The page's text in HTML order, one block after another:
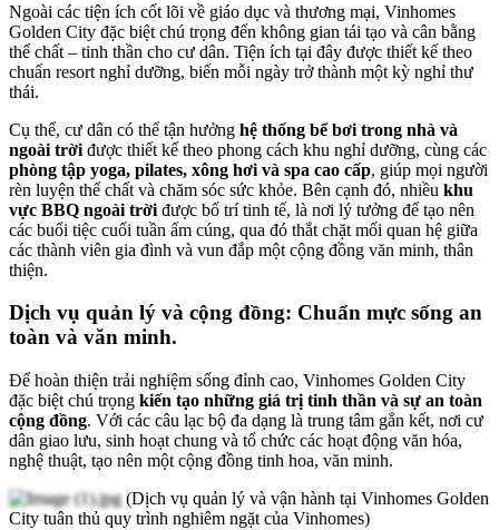
Ngoài các tiện ích cốt lõi về giáo dục và thương mại, Vinhomes
Golden City đặc biệt chú trọng đến không gian tái tạo và cân bằng
thể chất – tinh thần cho cư dân. Tiện ích tại đây được thiết kế theo
chuẩn resort nghỉ dưỡng, biến mỗi ngày trở thành một kỳ nghỉ thư
thái.
Cụ thể, cư dân có thể tận hưởng hệ thống bể bơi trong nhà và
ngoài trời được thiết kế theo phong cách khu nghỉ dưỡng, cùng các
phòng tập yoga, pilates, xông hơi và spa cao cấp, giúp mọi người
rèn luyện thể chất và chăm sóc sức khỏe. Bên cạnh đó, nhiều khu
vực BBQ ngoài trời được bố trí tinh tế, là nơi lý tưởng để tạo nên
các buổi tiệc cuối tuần ấm cúng, qua đó thắt chặt mối quan hệ giữa
các thành viên gia đình và vun đắp một cộng đồng văn minh, thân
thiện.
Dịch vụ quản lý và cộng đồng: Chuẩn mực sống an
toàn và văn minh.
Để hoàn thiện trải nghiệm sống đỉnh cao, Vinhomes Golden City
đặc biệt chú trọng kiến tạo những giá trị tinh thần và sự an toàn
cộng đồng. Với các câu lạc bộ đa dạng là trung tâm gắn kết, nơi cư
dân giao lưu, sinh hoạt chung và tổ chức các hoạt động văn hóa,
nghệ thuật, tạo nên một cộng đồng tinh hoa, văn minh.
(Dịch vụ quản lý và vận hành tại Vinhomes Golden
City tuân thủ quy trình nghiêm ngặt của Vinhomes)